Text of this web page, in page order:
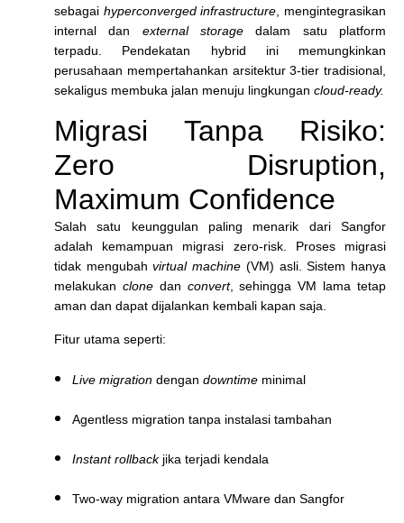
sebagai hyperconverged infrastructure , mengintegrasikan
internal dan external storage dalam satu platform
terpadu. Pendekatan hybrid ini memungkinkan
perusahaan mempertahankan arsitektur 3-tier tradisional,
sekaligus membuka jalan menuju lingkungan cloud-ready.
Migrasi Tanpa Risiko:
Zero Disruption,
Maximum Confidence
Salah satu keunggulan paling menarik dari Sangfor
adalah kemampuan migrasi zero-risk. Proses migrasi
tidak mengubahvirtual machine (VM) asli. Sistem hanya
melakukan clonedan convert, sehingga VM lama tetap
aman dan dapat dijalankan kembali kapan saja.
Fitur utama seperti:
Live migration dengan downtime minimal
Agentless migration tanpa instalasi tambahan
Instant rollbackjika terjadi kendala
Two-way migration antara VMware dan Sangfor